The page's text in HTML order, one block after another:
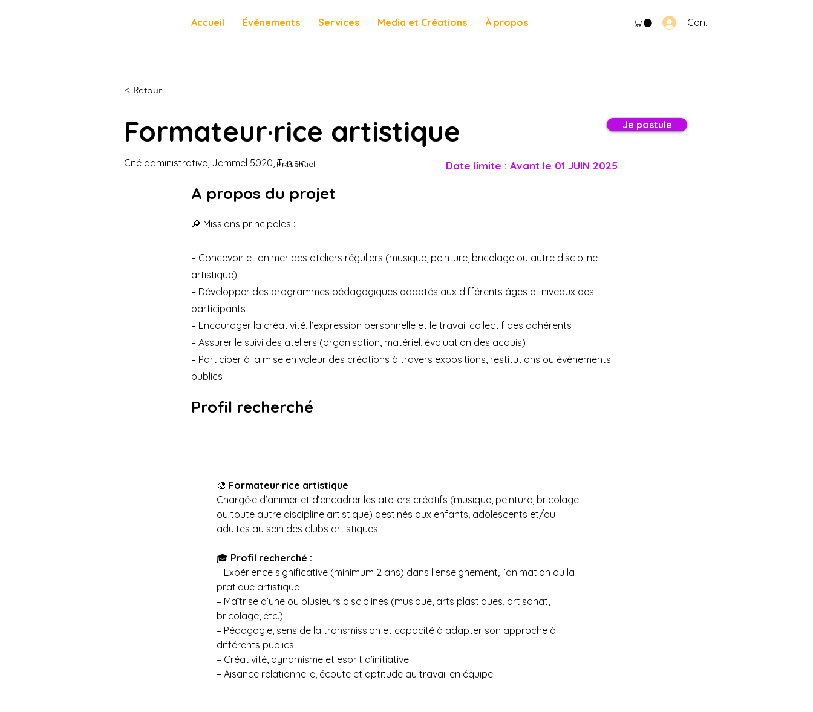
Accueil Événements Services Media et Créations À propos Connexion
< Retour
Formateur·rice artistique Je postule
Cité administrative, Jemmel 5020, Tunisie
Présentiel Date limite : Avant le 01 JUIN 2025
A propos du projet
🔎 Missions principales :
– Concevoir et animer des ateliers réguliers (musique, peinture, bricolage ou autre discipline
artistique)
– Développer des programmes pédagogiques adaptés aux différents âges et niveaux des
participants
– Encourager la créativité, l’expression personnelle et le travail collectif des adhérents
– Assurer le suivi des ateliers (organisation, matériel, évaluation des acquis)
– Participer à la mise en valeur des créations à travers expositions, restitutions ou événements
publics
Profil recherché
🎨 Formateur·rice artistique
Chargé·e d’animer et d’encadrer les ateliers créatifs (musique, peinture, bricolage
ou toute autre discipline artistique) destinés aux enfants, adolescents et/ou
adultes au sein des clubs artistiques.
🎓 Profil recherché :
– Expérience significative (minimum 2 ans) dans l’enseignement, l’animation ou la
pratique artistique
– Maîtrise d’une ou plusieurs disciplines (musique, arts plastiques, artisanat,
bricolage, etc.)
– Pédagogie, sens de la transmission et capacité à adapter son approche à
différents publics
– Créativité, dynamisme et esprit d’initiative
– Aisance relationnelle, écoute et aptitude au travail en équipe